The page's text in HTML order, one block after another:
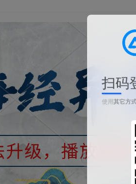
扫码
使用其它方